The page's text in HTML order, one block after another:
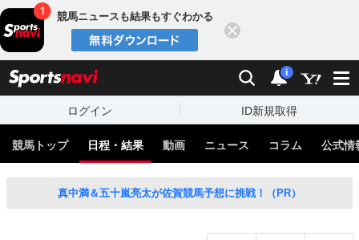
競馬ニュースも結果もすぐわかる
検索 通知
i
ログイン ID新規取得
競馬トップ 日程・結果 動画 ニュース コラム 公式情
真中満＆五十嵐亮太が佐賀競馬予想に挑戦！（PR）